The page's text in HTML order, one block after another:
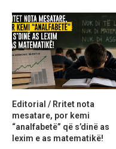
Editorial / Rritet nota
mesatare, por kemi
“analfabetë” që s’dinë as
lexim e as matematikë!